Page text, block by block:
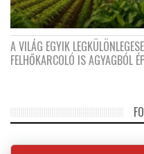
A VILÁG EGYIK
FELHŐKARCOLÓ IS AGYAGBÓL